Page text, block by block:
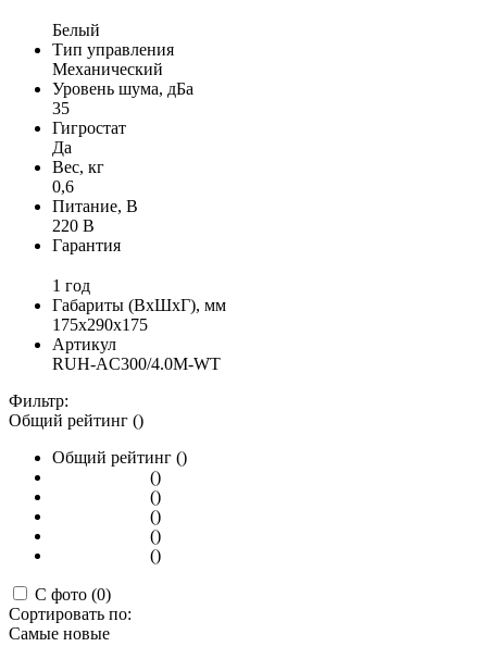
Белый
Тип управления
Механический
Уровень шума, дБа
35
Гигростат
Да
Вес, кг
0,6
Питание, В
220 В
Гарантия
1 год
Габариты (ВхШхГ), мм
175x290x175
Артикул
RUH-AC300/4.0M-WT
Фильтр:
Общий рейтинг ()
Общий рейтинг ()
()
()
()
()
()
С фото (0)
Сортировать по:
Самые новые